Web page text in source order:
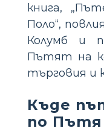
книга,
Поло“,
Колумб и
Пътят на
търговия и
Къде
по Пътя